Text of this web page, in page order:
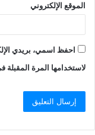
الموقع الإلكتروني
احفظ اسمي، بريدي
لاستخدامها المرة المقبلة